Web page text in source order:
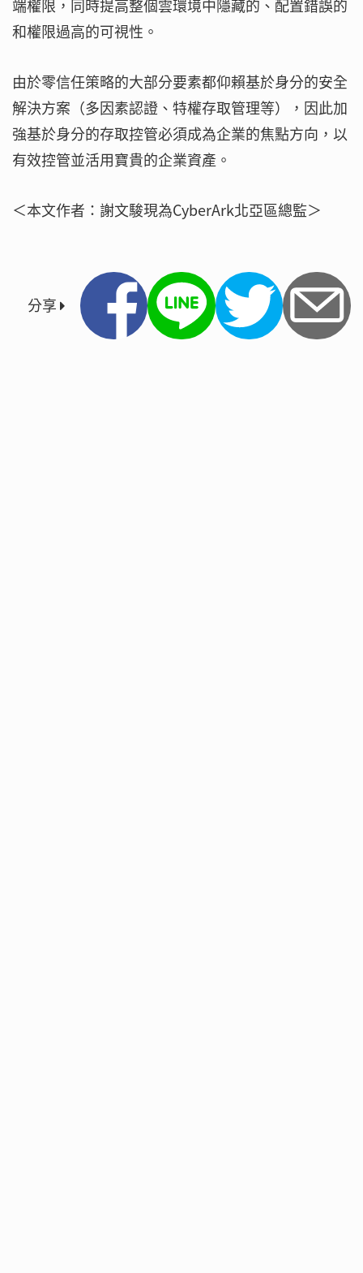
端權限，同時提高整個雲環境中隱藏的、配置錯誤的
和權限過高的可視性。
由於零信任策略的大部分要素都仰賴基於身分的安全
解決方案（多因素認證、特權存取管理等），因此加
強基於身分的存取控管必須成為企業的焦點方向，以
有效控管並活用寶貴的企業資產。
＜本文作者：謝文駿現為CyberArk北亞區總監＞
分享